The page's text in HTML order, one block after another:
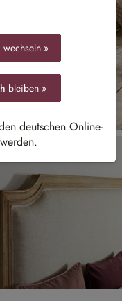
wechseln »
bleiben »
deutschen Online-